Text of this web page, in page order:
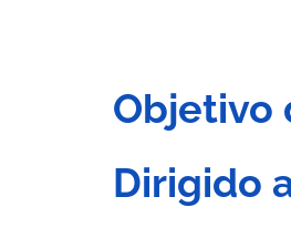
Objetivo
Dirigido